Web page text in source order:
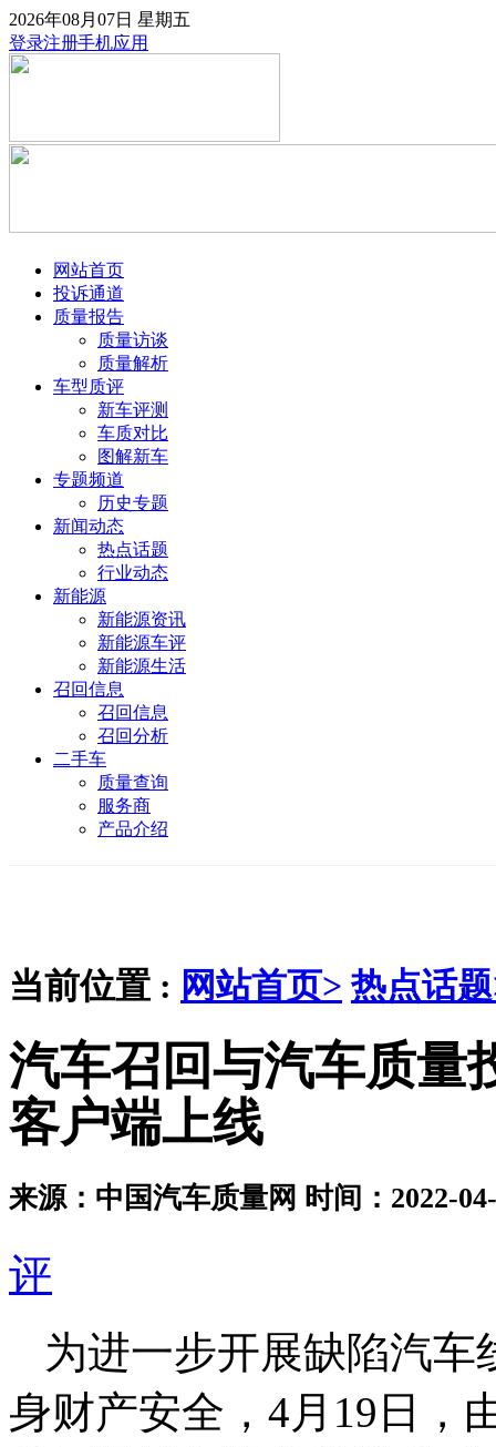
2026年08月07日 星期五
登录注册手机应用
网站首页
投诉通道
质量报告
质量访谈
质量解析
车型质评
新车评测
车质对比
图解新车
专题频道
历史专题
新闻动态
热点话题
行业动态
新能源
新能源资讯
新能源车评
新能源生活
召回信息
召回信息
召回分析
二手车
质量查询
服务商
产品介绍
当前位置 : 网站首页> 热点话
汽车召回与汽车质量
客户端上线
来源：中国汽车质量网 时间：2022-
评
为进一步开展缺陷汽
身财产安全，4月19日，